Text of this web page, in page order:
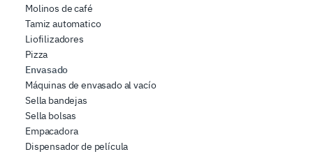
Molinos de café
Tamiz automatico
Liofilizadores
Pizza
Envasado
Máquinas de envasado al vacío
Sella bandejas
Sella bolsas
Empacadora
Dispensador de película